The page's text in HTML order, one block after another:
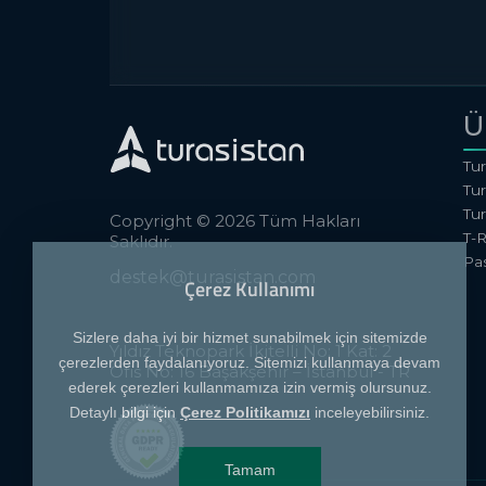
Copyright © 2026 Tüm Hakları
Saklıdır.
destek@turasistan.com
Yıldız Teknopark İkitelli No: 1 Kat: 2
Ofis No: 16 Başakşehir – İstanbul - TR
T-
Çerez Kullanımı
Sizlere daha iyi bir hizmet sunabilmek için sitemizde
çerezlerden faydalanıyoruz. Sitemizi kullanmaya devam
ederek çerezleri kullanmamıza izin vermiş olursunuz.
Detaylı bilgi için Çerez Politikamızı inceleyebilirsiniz.
Tamam